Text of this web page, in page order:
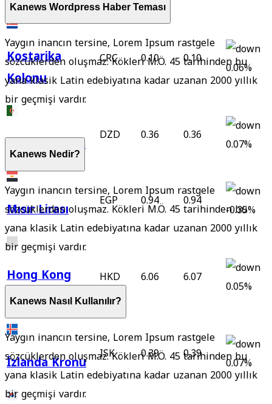
Kostarika
Kolonu
CRC 0.10 0.10
0.06%
Cezayir Dinarı DZD 0.36 0.36
0.07%
Mısır Lirası EGP 0.94 0.94
-0.35%
Hong Kong
Doları
HKD 6.06 6.07
0.05%
İzlanda Kronu ISK 0.39 0.39
0.07%
Kanews Wordpress Haber Teması
Yaygın inancın tersine, Lorem Ipsum rastgele
sözcüklerden oluşmaz. Kökleri M.Ö. 45 tarihinden bu
yana klasik Latin edebiyatına kadar uzanan 2000 yıllık
bir geçmişi vardır.
Kanews Nedir?
Yaygın inancın tersine, Lorem Ipsum rastgele
sözcüklerden oluşmaz. Kökleri M.Ö. 45 tarihinden bu
yana klasik Latin edebiyatına kadar uzanan 2000 yıllık
bir geçmişi vardır.
Kanews Nasıl Kullanılır?
Yaygın inancın tersine, Lorem Ipsum rastgele
sözcüklerden oluşmaz. Kökleri M.Ö. 45 tarihinden bu
yana klasik Latin edebiyatına kadar uzanan 2000 yıllık
bir geçmişi vardır.